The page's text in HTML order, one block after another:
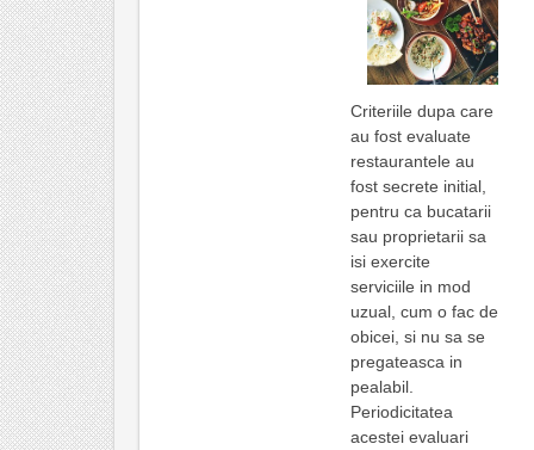
Criteriile dupa care
au fost evaluate
restaurantele au
fost secrete initial,
pentru ca bucatarii
sau proprietarii sa
isi exercite
serviciile in mod
uzual, cum o fac de
obicei, si nu sa se
pregateasca in
pealabil.
Periodicitatea
acestei evaluari